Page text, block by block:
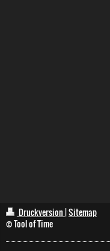
Druckversion|Sitemap
© Tool of Time